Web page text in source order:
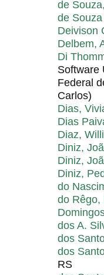
de
de
Deivison
Delbem,
Di
Software
Federal
Carlos)
Dias,
Dias
Diaz,
Diniz,
Diniz,
Diniz,
do
do Rêgo,
dos A.
dos
dos
RS